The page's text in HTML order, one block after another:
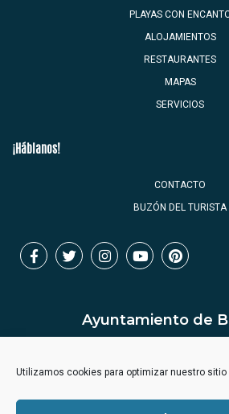
Utilizamos cookies para optimizar nuestro sitio
PLAYAS CON
ALOJAMIENTOS
RESTAURANTES
MAPAS
SERVICIOS
¡Háblanos!
CONTACTO
BUZÓN DEL TURISTA
Ayuntamiento de